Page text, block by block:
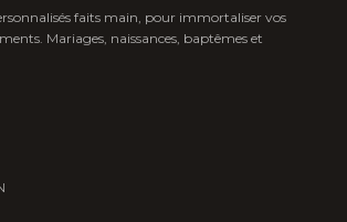
faits main, pour immortaliser vos
Mariages, naissances, baptêmes et